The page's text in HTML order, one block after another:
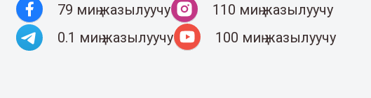
79 миң жазылуучу
110 миң жазылуучу
0.1 миң жазылуучу
100 миң жазылуучу